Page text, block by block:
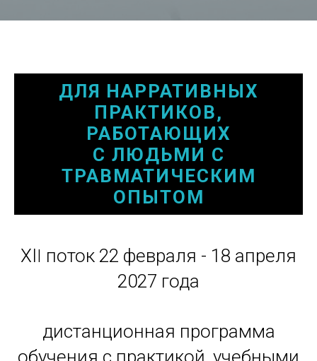
ДЛЯ НАРРАТИВНЫХ
ПРАКТИКОВ,
РАБОТАЮЩИХ
С ЛЮДЬМИ С
ТРАВМАТИЧЕСКИМ
ОПЫТОМ
XII поток 22 февраля - 18 апреля
2027 года
дистанционная программа
обучения с практикой, учебными